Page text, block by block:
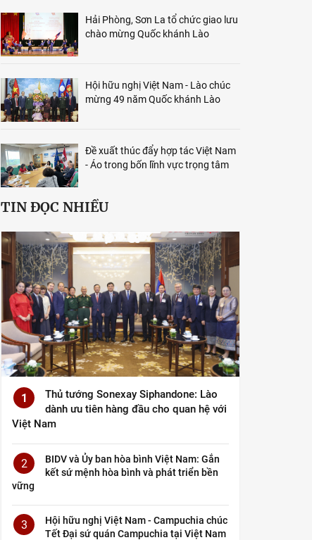
Hải Phòng, Sơn La tổ chức giao lưu
chào mừng Quốc khánh Lào
Hội hữu nghị Việt Nam - Lào chúc
mừng 49 năm Quốc khánh Lào
Đề xuất thúc đẩy hợp tác Việt Nam
- Áo trong bốn lĩnh vực trọng tâm
TIN ĐỌC NHIỀU
1
Thủ tướng Sonexay Siphandone: Lào
dành ưu tiên hàng đầu cho quan hệ với
Việt Nam
2
BIDV và Ủy ban hòa bình Việt Nam: Gắn
kết sứ mệnh hòa bình và phát triển bền
vững
3
Hội hữu nghị Việt Nam - Campuchia chúc
Tết Đại sứ quán Campuchia tại Việt Nam